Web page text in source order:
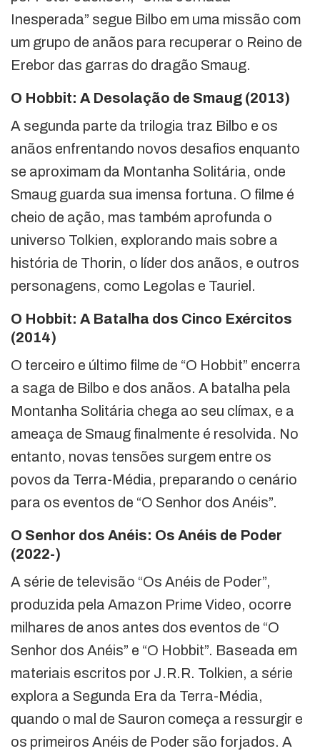
Inesperada” segue Bilbo em uma missão com
um grupo de anãos para recuperar o Reino de
Erebor das garras do dragão Smaug.
O Hobbit: A Desolação de Smaug (2013)
A segunda parte da trilogia traz Bilbo e os
anãos enfrentando novos desafios enquanto
se aproximam da Montanha Solitária, onde
Smaug guarda sua imensa fortuna. O filme é
cheio de ação, mas também aprofunda o
universo Tolkien, explorando mais sobre a
história de Thorin, o líder dos anãos, e outros
personagens, como Legolas e Tauriel.
O Hobbit: A Batalha dos Cinco Exércitos
(2014)
O terceiro e último filme de “O Hobbit” encerra
a saga de Bilbo e dos anãos. A batalha pela
Montanha Solitária chega ao seu clímax, e a
ameaça de Smaug finalmente é resolvida. No
entanto, novas tensões surgem entre os
povos da Terra-Média, preparando o cenário
para os eventos de “O Senhor dos Anéis”.
O Senhor dos Anéis: Os Anéis de Poder
(2022-)
A série de televisão “Os Anéis de Poder”,
produzida pela Amazon Prime Video, ocorre
milhares de anos antes dos eventos de “O
Senhor dos Anéis” e “O Hobbit”. Baseada em
materiais escritos por J.R.R. Tolkien, a série
explora a Segunda Era da Terra-Média,
quando o mal de Sauron começa a ressurgir e
os primeiros Anéis de Poder são forjados. A